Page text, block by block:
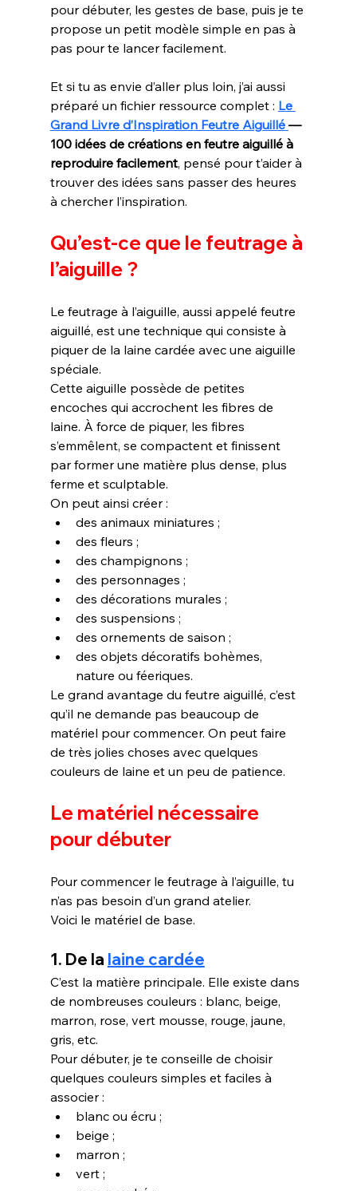
pour débuter, les gestes de base, puis je te
propose un petit modèle simple en pas à
pas pour te lancer facilement.
Et si tu as envie d’aller plus loin, j’ai aussi
préparé un fichier ressource complet : Le
Grand Livre d’Inspiration Feutre Aiguillé —
100 idées de créations en feutre aiguillé à
reproduire facilement, pensé pour t’aider à
trouver des idées sans passer des heures
à chercher l’inspiration.
Qu’est-ce que le feutrage à
l’aiguille ?
Le feutrage à l’aiguille, aussi appelé feutre
aiguillé, est une technique qui consiste à
piquer de la laine cardée avec une aiguille
spéciale.
Cette aiguille possède de petites
encoches qui accrochent les fibres de
laine. À force de piquer, les fibres
s’emmêlent, se compactent et finissent
par former une matière plus dense, plus
ferme et sculptable.
On peut ainsi créer :
des animaux miniatures ;
des fleurs ;
des champignons ;
des personnages ;
des décorations murales ;
des suspensions ;
des ornements de saison ;
des objets décoratifs bohèmes,
nature ou féeriques.
Le grand avantage du feutre aiguillé, c’est
qu’il ne demande pas beaucoup de
matériel pour commencer. On peut faire
de très jolies choses avec quelques
couleurs de laine et un peu de patience.
Le matériel nécessaire
pour débuter
Pour commencer le feutrage à l’aiguille, tu
n’as pas besoin d’un grand atelier.
Voici le matériel de base.
1. De la laine cardée
C’est la matière principale. Elle existe dans
de nombreuses couleurs : blanc, beige,
marron, rose, vert mousse, rouge, jaune,
gris, etc.
Pour débuter, je te conseille de choisir
quelques couleurs simples et faciles à
associer :
blanc ou écru ;
beige ;
marron ;
vert ;